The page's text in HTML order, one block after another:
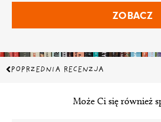
ZOBACZ
Prev
POPRZEDNIA RECENZJA
Może Ci się również